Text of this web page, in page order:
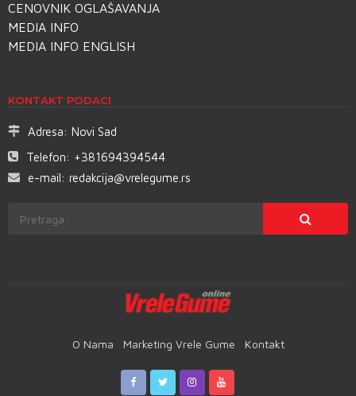
CENOVNIK OGLAŠAVANJA
MEDIA INFO
MEDIA INFO ENGLISH
KONTAKT PODACI
Adresa: Novi Sad
Telefon: +381694394544
e-mail: redakcija@vrelegume.rs
O Nama Marketing Vrele Gume Kontakt